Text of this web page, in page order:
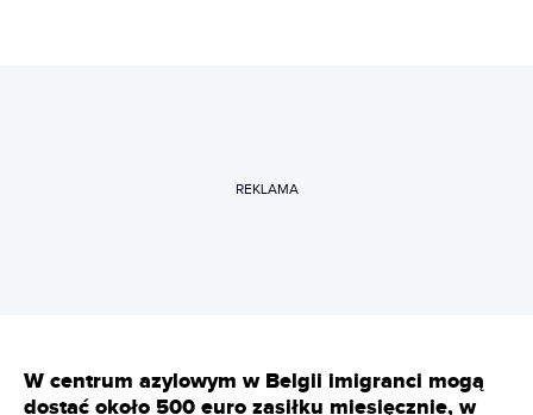
REKLAMA
W centrum azylowym w Belgii imigranci mogą
dostać około 500 euro zasiłku miesięcznie, w